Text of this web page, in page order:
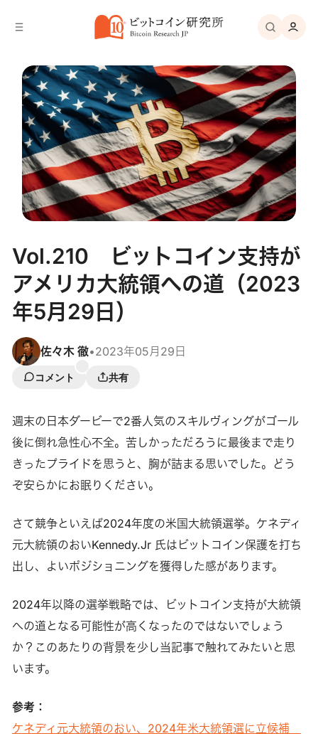
Vol.210 ビットコイン支持が
アメリカ大統領への道（2023
年5月29日）
佐々木 徹•2023年05月29日
コメント 共有
週末の日本ダービーで2番人気のスキルヴィングがゴール
後に倒れ急性心不全。苦しかっただろうに最後まで走り
きったプライドを思うと、胸が詰まる思いでした。どう
ぞ安らかにお眠りください。
さて競争といえば2024年度の米国大統領選挙。ケネディ
元大統領のおいKennedy.Jr 氏はビットコイン保護を打ち
出し、よいポジショニングを獲得した感があります。
2024年以降の選挙戦略では、ビットコイン支持が大統領
への道となる可能性が高くなったのではないでしょう
か？このあたりの背景を少し当記事で触れてみたいと思
います。
参考：
ケネディ元大統領のおい、2024年米大統領選に立候補